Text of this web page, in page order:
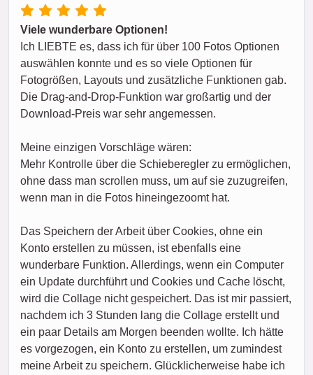
Viele wunderbare Optionen!
Ich LIEBTE es, dass ich für über 100 Fotos Optionen
auswählen konnte und es so viele Optionen für
Fotogrößen, Layouts und zusätzliche Funktionen gab.
Die Drag-and-Drop-Funktion war großartig und der
Download-Preis war sehr angemessen.
Meine einzigen Vorschläge wären:
Mehr Kontrolle über die Schieberegler zu ermöglichen,
ohne dass man scrollen muss, um auf sie zuzugreifen,
wenn man in die Fotos hineingezoomt hat.
Das Speichern der Arbeit über Cookies, ohne ein
Konto erstellen zu müssen, ist ebenfalls eine
wunderbare Funktion. Allerdings, wenn ein Computer
ein Update durchführt und Cookies und Cache löscht,
wird die Collage nicht gespeichert. Das ist mir passiert,
nachdem ich 3 Stunden lang die Collage erstellt und
ein paar Details am Morgen beenden wollte. Ich hätte
es vorgezogen, ein Konto zu erstellen, um zumindest
meine Arbeit zu speichern. Glücklicherweise habe ich